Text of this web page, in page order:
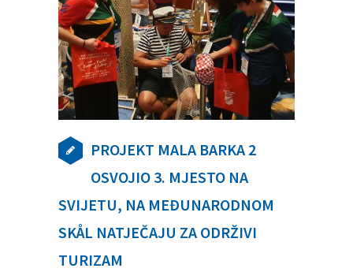
PROJEKT MALA BARKA 2
OSVOJIO 3. MJESTO NA
SVIJETU, NA MEĐUNARODNOM
SKÅL NATJEČAJU ZA ODRŽIVI
TURIZAM